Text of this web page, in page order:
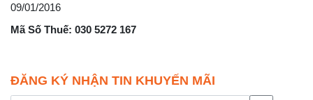
09/01/2016
Mã Số Thuế: 030 5272 167
ĐĂNG KÝ NHẬN TIN KHUYẾN MÃI